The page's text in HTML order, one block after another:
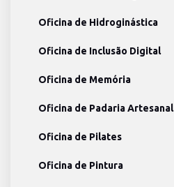
Oficina de Hidroginástica
Oficina de Inclusão Digital
Oficina de Memória
Oficina de Padaria Artesanal
Oficina de Pilates
Oficina de Pintura